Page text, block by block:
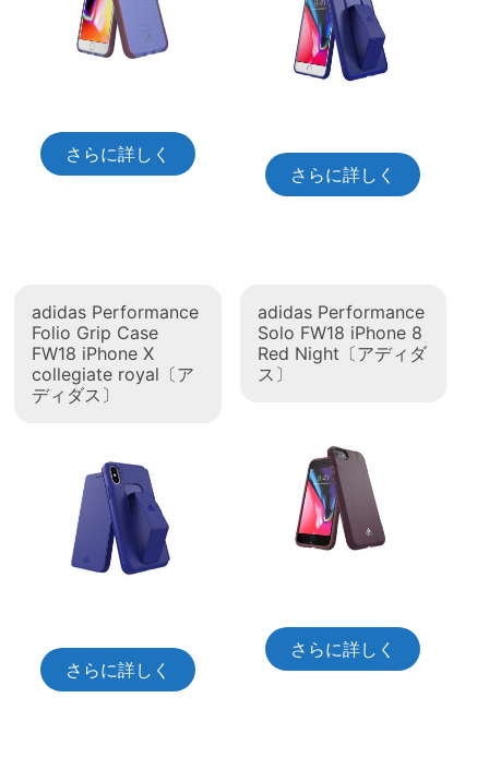
さらに詳しく
さらに詳しく
adidas Performance
Folio Grip Case
FW18 iPhone X
collegiate royal〔ア
ディダス〕
さらに詳しく
adidas Performance
Solo FW18 iPhone 8
Red Night〔アディダ
ス〕
さらに詳しく